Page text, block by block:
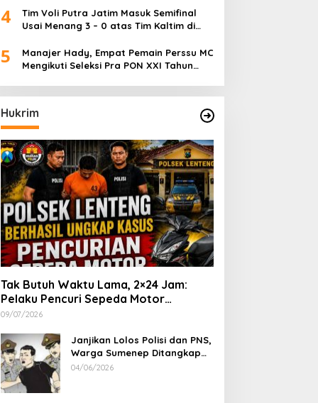
4
Tim Voli Putra Jatim Masuk Semifinal
Usai Menang 3 – 0 atas Tim Kaltim di
5
Manajer Hady, Empat Pemain Perssu MC
Mengikuti Seleksi Pra PON XXI Tahun
Hukrim
Tak Butuh Waktu Lama, 2×24 Jam:
Pelaku Pencuri Sepeda Motor
Langsung Diringkus Polsek Lenteng di
09/07/2026
Janjikan Lolos Polisi dan PNS,
Warga Sumenep Ditangkap
Polres Sampang, Korban Rugi
04/06/2026